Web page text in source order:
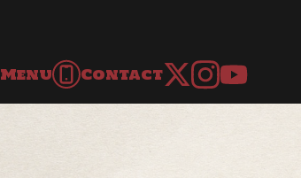
Menu Contact